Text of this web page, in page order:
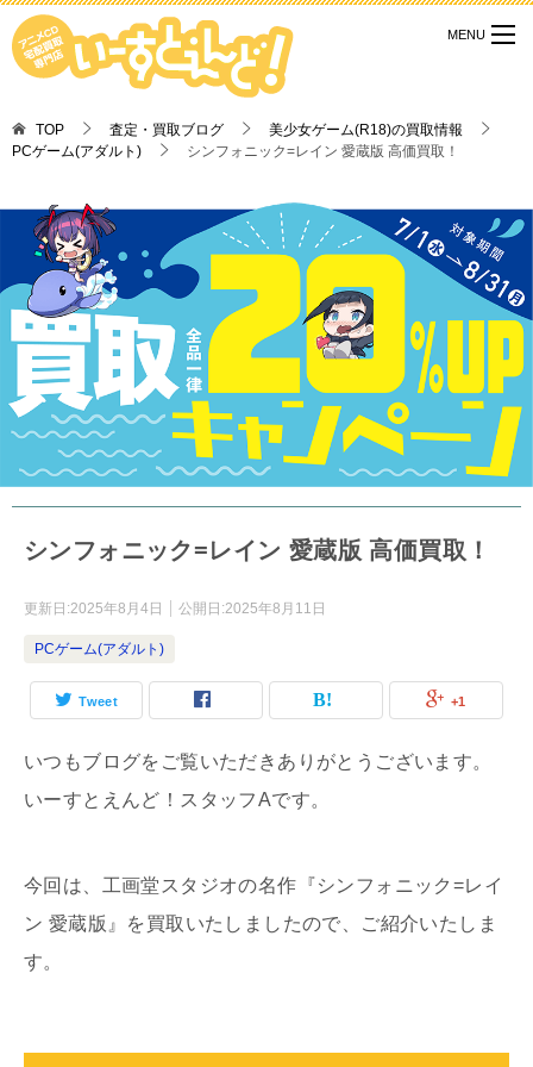
TOP 査定・買取ブログ
美少女ゲーム(R18)の買取情報
PCゲーム(アダルト)
シンフォニック=レイン 愛蔵版 高価買取！
シンフォニック=レイン 愛蔵版 高価買取！
更新日:2025年8月4日 公開日:2025年8月11日
PCゲーム(アダルト)
Tweet +1
いつもブログをご覧いただきありがとうございます。
いーすとえんど！スタッフAです。
今回は、工画堂スタジオの名作『シンフォニック=レイ
ン 愛蔵版』を買取いたしましたので、ご紹介いたしま
す。